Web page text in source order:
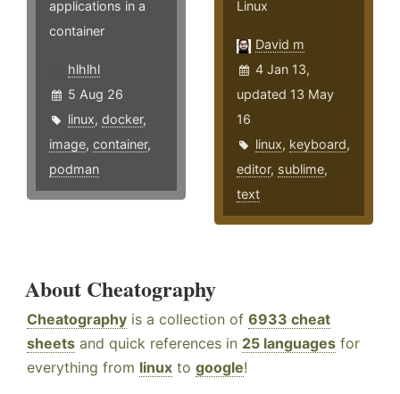
applications in a
container
hlhlhl
5 Aug 26
linux, docker,
image, container,
podman
Linux
David m
4 Jan 13,
updated 13 May
16
linux, keyboard,
editor, sublime,
text
About Cheatography
Cheatography is a collection of 6933 cheat
sheets and quick references in 25 languages for
everything from linux to google!